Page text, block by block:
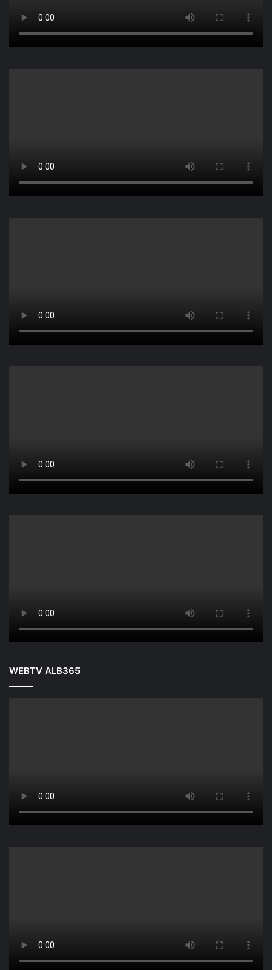
WEBTV ALB365